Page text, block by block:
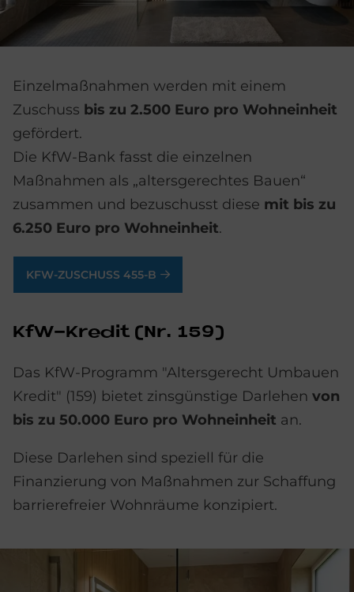
Einzelmaßnahmen werden mit einem
Zuschuss bis zu 2.500 Euro pro Wohneinheit
gefördert.
Die KfW-Bank fasst die einzelnen
Maßnahmen als „altersgerechtes Bauen“
zusammen und bezuschusst diese mit bis zu
6.250 Euro pro Wohneinheit.
KFW-ZUSCHUSS 455-B
KfW-Kre­dit (Nr. 159)
Das KfW-Programm "Altersgerecht Umbauen
Kredit" (159) bietet zinsgünstige Darlehen von
bis zu 50.000 Euro pro Wohneinheit an.
Diese Darlehen sind speziell für die
Finanzierung von Maßnahmen zur Schaffung
barrierefreier Wohnräume konzipiert.